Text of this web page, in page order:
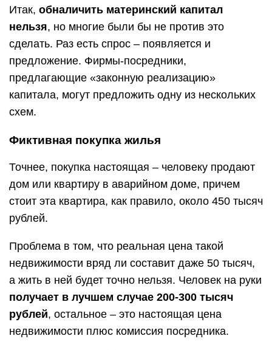
Итак, обналичить материнский капитал
нельзя, но многие были бы не против это
сделать. Раз есть спрос – появляется и
предложение. Фирмы-посредники,
предлагающие «законную реализацию»
капитала, могут предложить одну из нескольких
схем.
Фиктивная покупка жилья
Точнее, покупка настоящая – человеку продают
дом или квартиру в аварийном доме, причем
стоит эта квартира, как правило, около 450 тысяч
рублей.
Проблема в том, что реальная цена такой
недвижимости вряд ли составит даже 50 тысяч,
а жить в ней будет точно нельзя. Человек на руки
получает в лучшем случае 200-300 тысяч
рублей, остальное – это настоящая цена
недвижимости плюс комиссия посредника.